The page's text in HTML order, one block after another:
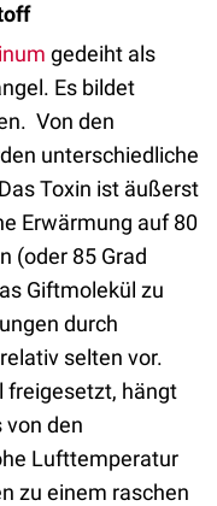
gedeiht als
Es bildet
Von den
unterschiedliche
Toxin ist äußerst
Erwärmung auf 80
(oder 85 Grad
Giftmolekül zu
durch
selten vor.
freigesetzt, hängt
den
Lufttemperatur
zu einem raschen